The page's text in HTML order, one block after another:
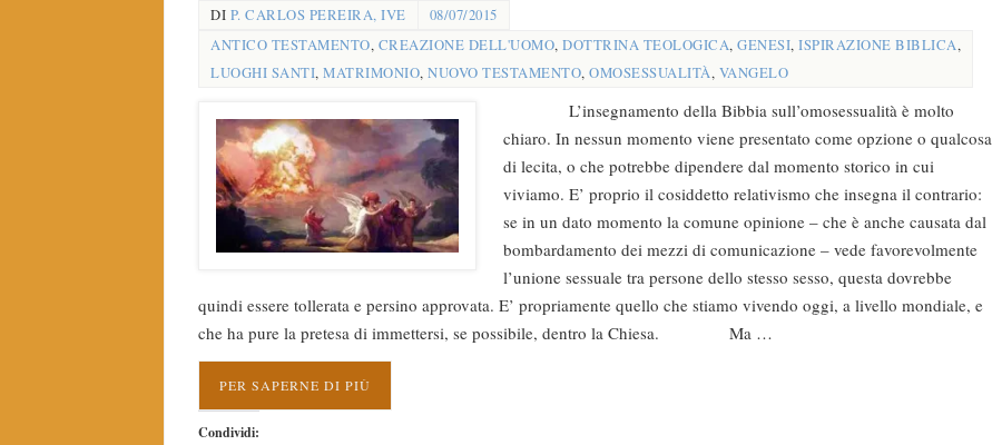
DI P. CARLOS PEREIRA, IVE
08/07/2015
ANTICO TESTAMENTO, CREAZIONE DELL'UOMO, DOTTRINA TEOLOGICA, GENESI, ISPIRAZIONE BIBLICA,
LUOGHI SANTI, MATRIMONIO, NUOVO TESTAMENTO, OMOSESSUALITÀ, VANGELO
L’insegnamento della Bibbia sull’omosessualità è molto
chiaro. In nessun momento viene presentato come opzione o qualcosa
di lecita, o che potrebbe dipendere dal momento storico in cui
viviamo. E’ proprio il cosiddetto relativismo che insegna il contrario:
se in un dato momento la comune opinione – che è anche causata dal
bombardamento dei mezzi di comunicazione – vede favorevolmente
l’unione sessuale tra persone dello stesso sesso, questa dovrebbe
quindi essere tollerata e persino approvata. E’ propriamente quello che stiamo vivendo oggi, a livello mondiale, e
che ha pure la pretesa di immettersi, se possibile, dentro la Chiesa. Ma …
PER SAPERNE DI PIÙ
Condividi: